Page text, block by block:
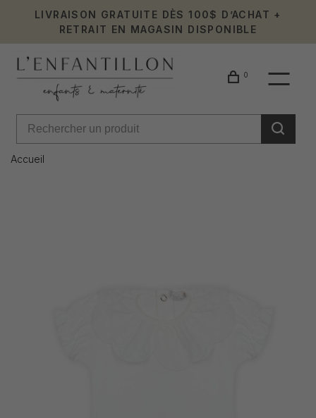
LIVRAISON GRATUITE DÈS 100$ D’ACHAT +
RETRAIT EN MAGASIN DISPONIBLE
0
Accueil